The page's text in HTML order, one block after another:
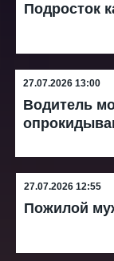
Подросток
27.07.2026 13:00
Водитель
27.07.2026 12:55
Пожилой